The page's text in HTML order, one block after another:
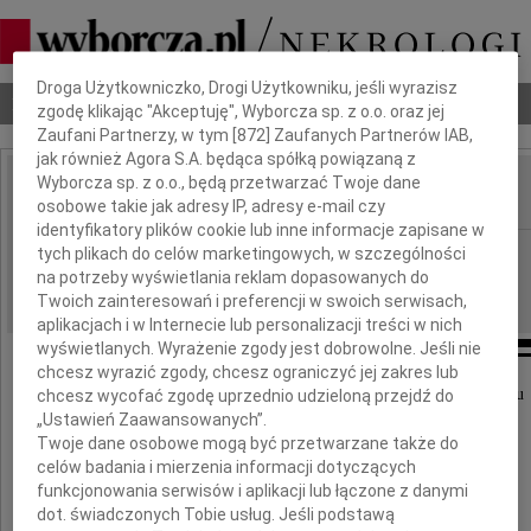
Nekrologi Odeszli Poradnik pogrzebowy
IMIĘ I NAZWISKO:
REGION: Częstochowa
DATA EMISJI: 28.03.2018
Wszystkim, którzy uczestniczyli w pożegnaniu
Dbamy o Twoją prywatność
Droga Użytkowniczko, Drogi Użytkowniku, jeśli wyrazisz
zgodę klikając "Akceptuję", Wyborcza sp. z o.o. oraz jej
Zaufani Partnerzy, w tym [872 ] Zaufanych Partnerów IAB,
jak również Agora S.A. będąca spółką powiązaną z
Wyborcza sp. z o.o., będą przetwarzać Twoje dane
osobowe takie jak adresy IP, adresy e-mail czy
identyfikatory plików cookie lub inne informacje zapisane w
tych plikach do celów marketingowych, w szczególności
na potrzeby wyświetlania reklam dopasowanych do
Twoich zainteresowań i preferencji w swoich serwisach,
aplikacjach i w Internecie lub personalizacji treści w nich
wyświetlanych. Wyrażenie zgody jest dobrowolne. Jeśli nie
chcesz wyrazić zgody, chcesz ograniczyć jej zakres lub
chcesz wycofać zgodę uprzednio udzieloną przejdź do
„Ustawień Zaawansowanych”.
Twoje dane osobowe mogą być przetwarzane także do
celów badania i mierzenia informacji dotyczących
funkcjonowania serwisów i aplikacji lub łączone z danymi
dot. świadczonych Tobie usług. Jeśli podstawą